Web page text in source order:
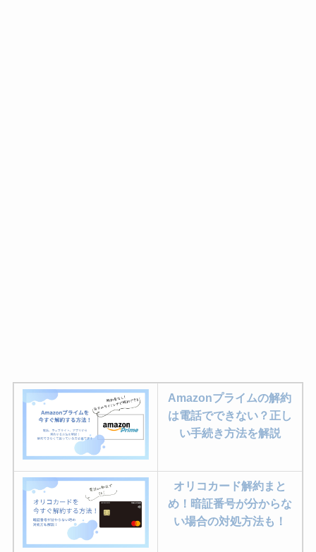
Amazonプライムの解約
は電話でできない？正し
い手続き方法を解説
オリコカード解約まと
め！暗証番号が分からな
い場合の対処方法も！